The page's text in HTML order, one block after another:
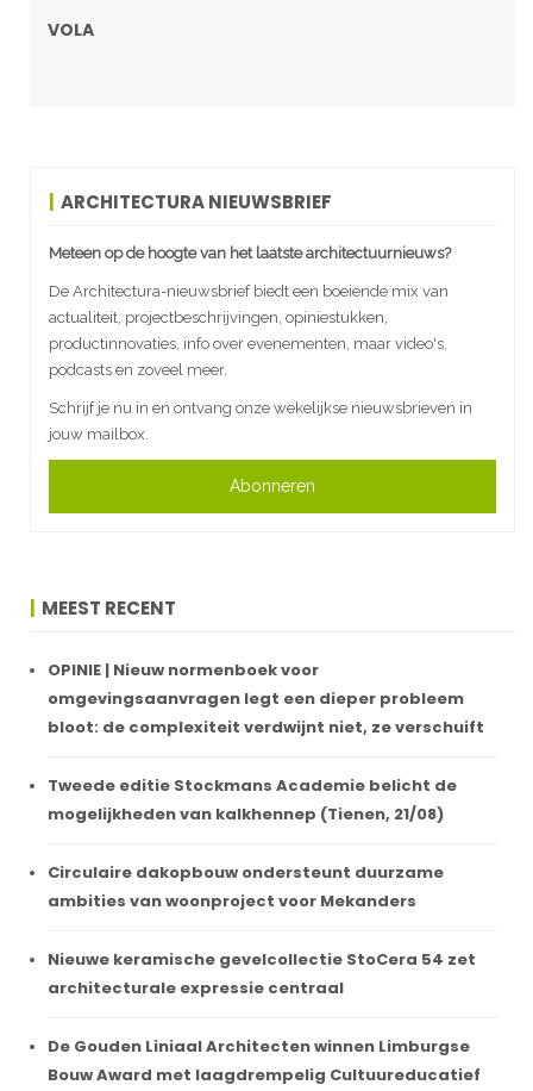
VOLA
ARCHITECTURA NIEUWSBRIEF
Meteen op de hoogte van het laatste architectuurnieuws?
De Architectura-nieuwsbrief biedt een boeiende mix van
actualiteit, projectbeschrijvingen, opiniestukken,
productinnovaties, info over evenementen, maar video's,
podcasts en zoveel meer.
Schrijf je nu in en ontvang onze wekelijkse nieuwsbrieven in
jouw mailbox.
Abonneren
MEEST RECENT
OPINIE | Nieuw normenboek voor
omgevingsaanvragen legt een dieper probleem
bloot: de complexiteit verdwijnt niet, ze verschuift
Tweede editie Stockmans Academie belicht de
mogelijkheden van kalkhennep (Tienen, 21/08)
Circulaire dakopbouw ondersteunt duurzame
ambities van woonproject voor Mekanders
Nieuwe keramische gevelcollectie StoCera 54 zet
architecturale expressie centraal
De Gouden Liniaal Architecten winnen Limburgse
Bouw Award met laagdrempelig Cultuureducatief